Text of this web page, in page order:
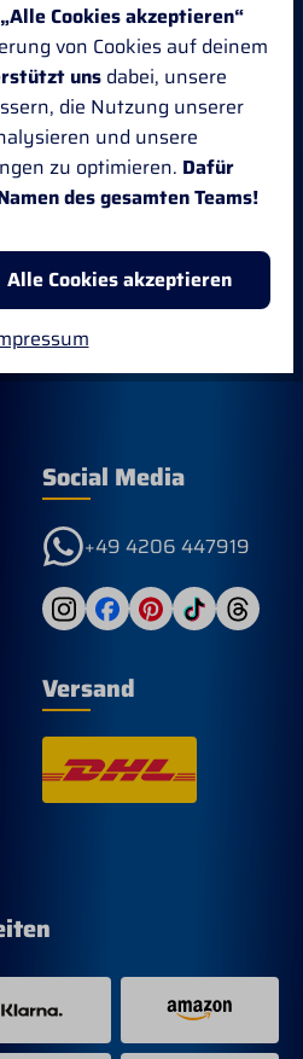
Kundenservice
Ratgeber
FAQ
Newsletter
Sponsoring
Kontakt
Bonusprogramm PT Stars
Social Media
+49 4206 447919
Versand
„Alle Cookies akzeptieren“
von Cookies auf deinem
unsdabei, unsere
die Nutzung unserer
und unsere
zu optimieren. Dafür
des gesamten Teams!
Alle Cookies akzeptieren